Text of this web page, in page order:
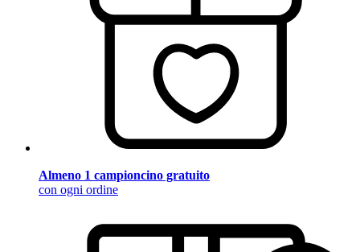
Almeno 1 campioncino gratuito
con ogni ordine